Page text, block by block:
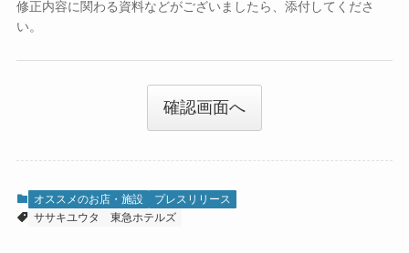
修正内容に関わる資料などがございましたら、添付してくださ
い。
確認画面へ
オススメのお店・施設
プレスリリース
ササキユウタ
東急ホテルズ